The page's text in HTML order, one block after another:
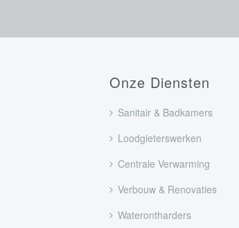
Onze Diensten
Sanitair & Badkamers
Loodgieterswerken
Centrale Verwarming
Verbouw & Renovaties
Waterontharders